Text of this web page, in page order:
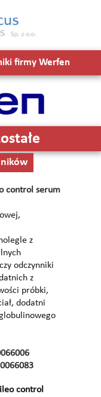
firmy Werfen
control serum
z
odczynniki
z
próbki,
dodatni
control